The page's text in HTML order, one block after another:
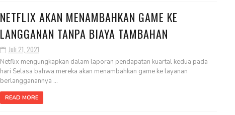
NETFLIX AKAN MENAMBAHKAN GAME KE
LANGGANAN TANPA BIAYA TAMBAHAN
Juli 21, 2021
Netflix mengungkapkan dalam laporan pendapatan kuartal kedua pada
hari Selasa bahwa mereka akan menambahkan game ke layanan
berlangganannya ...
READ MORE